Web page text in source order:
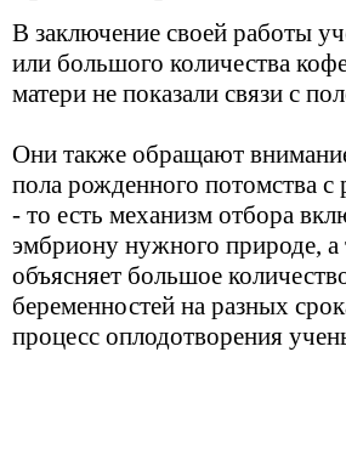
В заключение своей работы
или большого количества
матери не показали связи с
Они также обращают
пола рожденного потомства
- то есть механизм отбора
эмбриону нужного природе, а
объясняет большое
беременностей на разных
процесс оплодотворения